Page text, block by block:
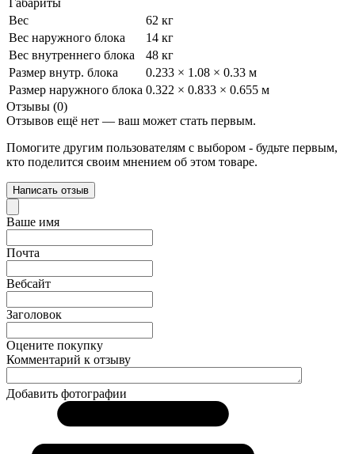
Вес
62 кг
Вес наружного блока
14 кг
Вес внутреннего блока
48 кг
Размер внутр. блока
0.233 × 1.08 × 0.33 м
Размер наружного блока 0.322 × 0.833 × 0.655 м
Отзывы (0)
Отзывов ещё нет — ваш может стать первым.
Помогите другим пользователям с выбором - будьте первым,
кто поделится своим мнением об этом товаре.
Написать отзыв
Ваше имя
Почта
Вебсайт
Заголовок
Оцените покупку
Комментарий к отзыву
Добавить фотографии